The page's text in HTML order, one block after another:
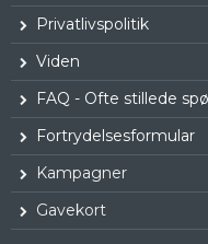
Privatlivspolitik
Viden
FAQ - Ofte stillede
Fortrydelsesformular
Kampagner
Gavekort